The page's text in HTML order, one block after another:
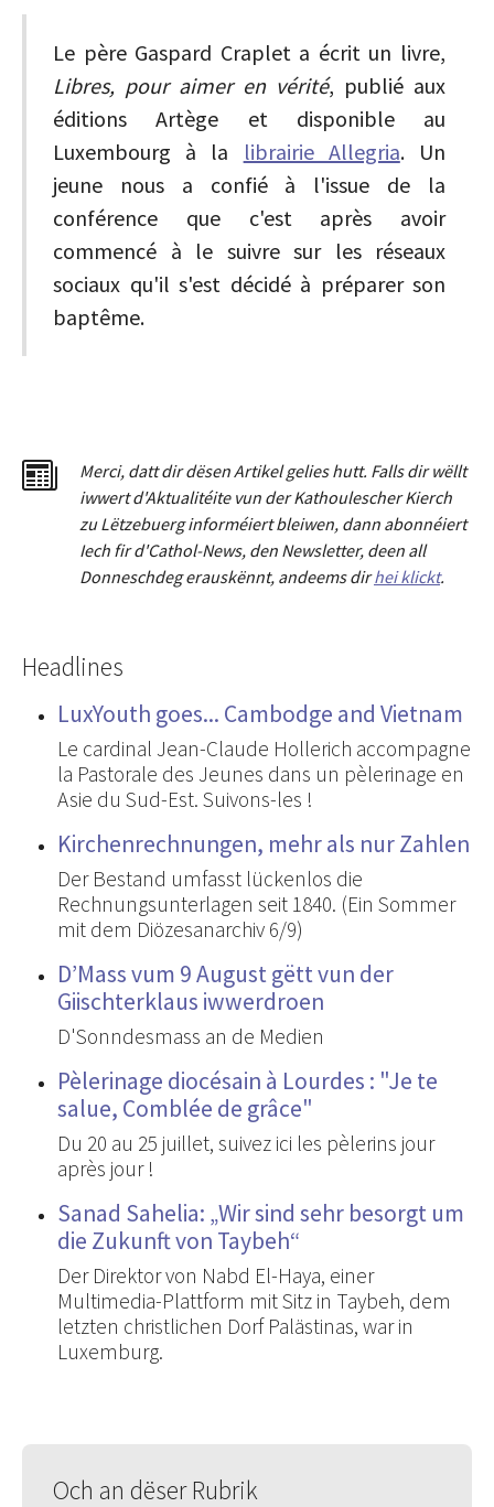
Le père Gaspard Craplet a écrit un livre,
Libres, pour aimer en vérité, publié aux
éditions Artège et disponible au
Luxembourg à la librairie Allegria. Un
jeune nous a confié à l'issue de la
conférence que c'est après avoir
commencé à le suivre sur les réseaux
sociaux qu'il s'est décidé à préparer son
baptême.
Merci, dattdir dësen Artikel gelies hutt. Falls dir wëllt
iwwert d'Aktualitéite vun der Kathoulescher Kierch
zu Lëtzebuerg informéiert bleiwen, dann abonnéiert
Iech fir d'Cathol-News, den Newsletter, deen all
Donneschdeg erauskënnt, andeems dirhei klickt.
Headlines
LuxYouth goes... Cambodge and Vietnam
Le cardinal Jean-Claude Hollerich accompagne
la Pastorale des Jeunes dans un pèlerinage en
Asie du Sud-Est. Suivons-les !
Kirchenrechnungen, mehr als nur Zahlen
Der Bestand umfasst lückenlos die
Rechnungsunterlagen seit 1840. (Ein Sommer
mit dem Diözesanarchiv 6/9)
D’Mass vum 9 August gëtt vun der
Giischterklaus iwwerdroen
D'Sonndesmass an de Medien
Pèlerinage diocésain à Lourdes : "Je te
salue, Comblée de grâce"
Du 20 au 25 juillet, suivez ici les pèlerins jour
après jour !
Sanad Sahelia: „Wir sind sehr besorgt um
die Zukunft von Taybeh“
Der Direktor von Nabd El-Haya, einer
Multimedia-Plattform mit Sitz in Taybeh, dem
letzten christlichen Dorf Palästinas, war in
Luxemburg.
Och an dëser Rubrik